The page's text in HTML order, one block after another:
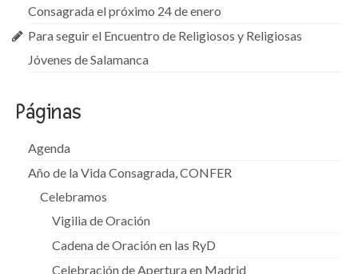
Consagrada el próximo 24 de enero
Para seguir el Encuentro de Religiosos y Religiosas
Jóvenes de Salamanca
Páginas
Agenda
Año de la Vida Consagrada, CONFER
Celebramos
Vigilia de Oración
Cadena de Oración en las RyD
Celebración de Apertura en Madrid